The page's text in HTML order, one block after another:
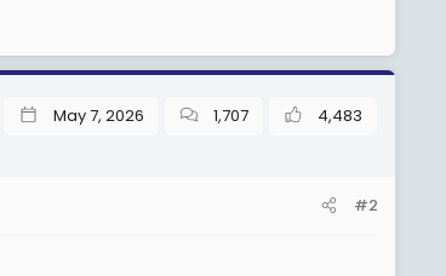
May 7, 2026 1,707 4,483
#2